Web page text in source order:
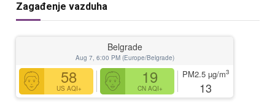
Zagađenje vazduha
Belgrade
Aug 7, 6:00 PM (Europe/Belgrade)
58
US AQI+
19
CN AQI+
PM2.5 µg/m3
13